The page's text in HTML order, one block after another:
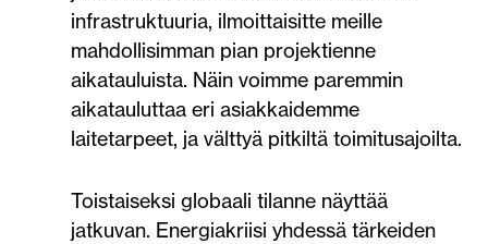
infrastruktuuria, ilmoittaisitte meille
mahdollisimman pian projektienne
aikatauluista. Näin voimme paremmin
aikatauluttaa eri asiakkaidemme
laitetarpeet, ja välttyä pitkiltä toimitusajoilta.
Toistaiseksi globaali tilanne näyttää
jatkuvan. Energiakriisi yhdessä tärkeiden